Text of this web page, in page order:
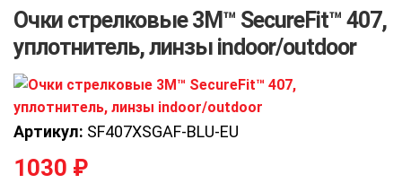
Очки стрелковые 3M™ SecureFit™ 407,
уплотнитель, линзы indoor/outdoor
Артикул: SF407XSGAF-BLU-EU
1030 ₽